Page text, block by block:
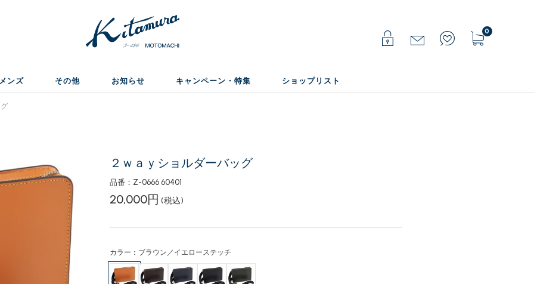
0
メンズ その他 お知らせ キャンペーン・特集 ショップリスト
２ｗａｙショルダーバッグ
品番：Z-0666 60401
20,000円 (税込)
カラー：ブラウン／イエローステッチ